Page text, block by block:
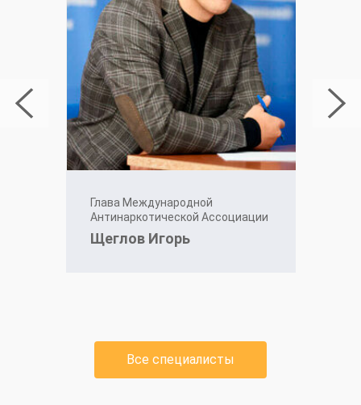
Глава Международной
Антинаркотической Ассоциации
Щеглов Игорь
Все специалисты